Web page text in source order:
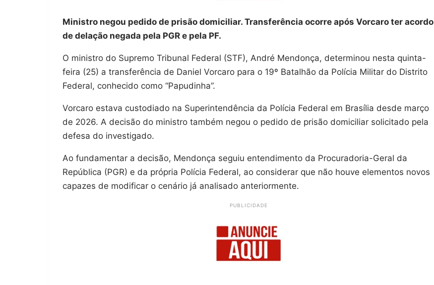
Ministro negou pedido de prisão domiciliar. Transferência ocorre após Vorcaro ter acordo
de delação negada pela PGR e pela PF.
O ministro do Supremo Tribunal Federal (STF), André Mendonça, determinou nesta quinta-
feira (25) a transferência de Daniel Vorcaro para o 19º Batalhão da Polícia Militar do Distrito
Federal, conhecido como “Papudinha”.
Vorcaro estava custodiado na Superintendência da Polícia Federal em Brasília desde março
de 2026. A decisão do ministro também negou o pedido de prisão domiciliar solicitado pela
defesa do investigado.
Ao fundamentar a decisão, Mendonça seguiu entendimento da Procuradoria-Geral da
República (PGR) e da própria Polícia Federal, ao considerar que não houve elementos novos
capazes de modificar o cenário já analisado anteriormente.
PUBLICIDADE